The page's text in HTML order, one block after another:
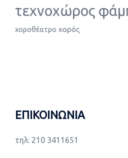
τεχνοχώρος
χοροθέατρο χορός
ΕΠΙΚΟΙΝΩΝΙΑ
τηλ: 210 3411651